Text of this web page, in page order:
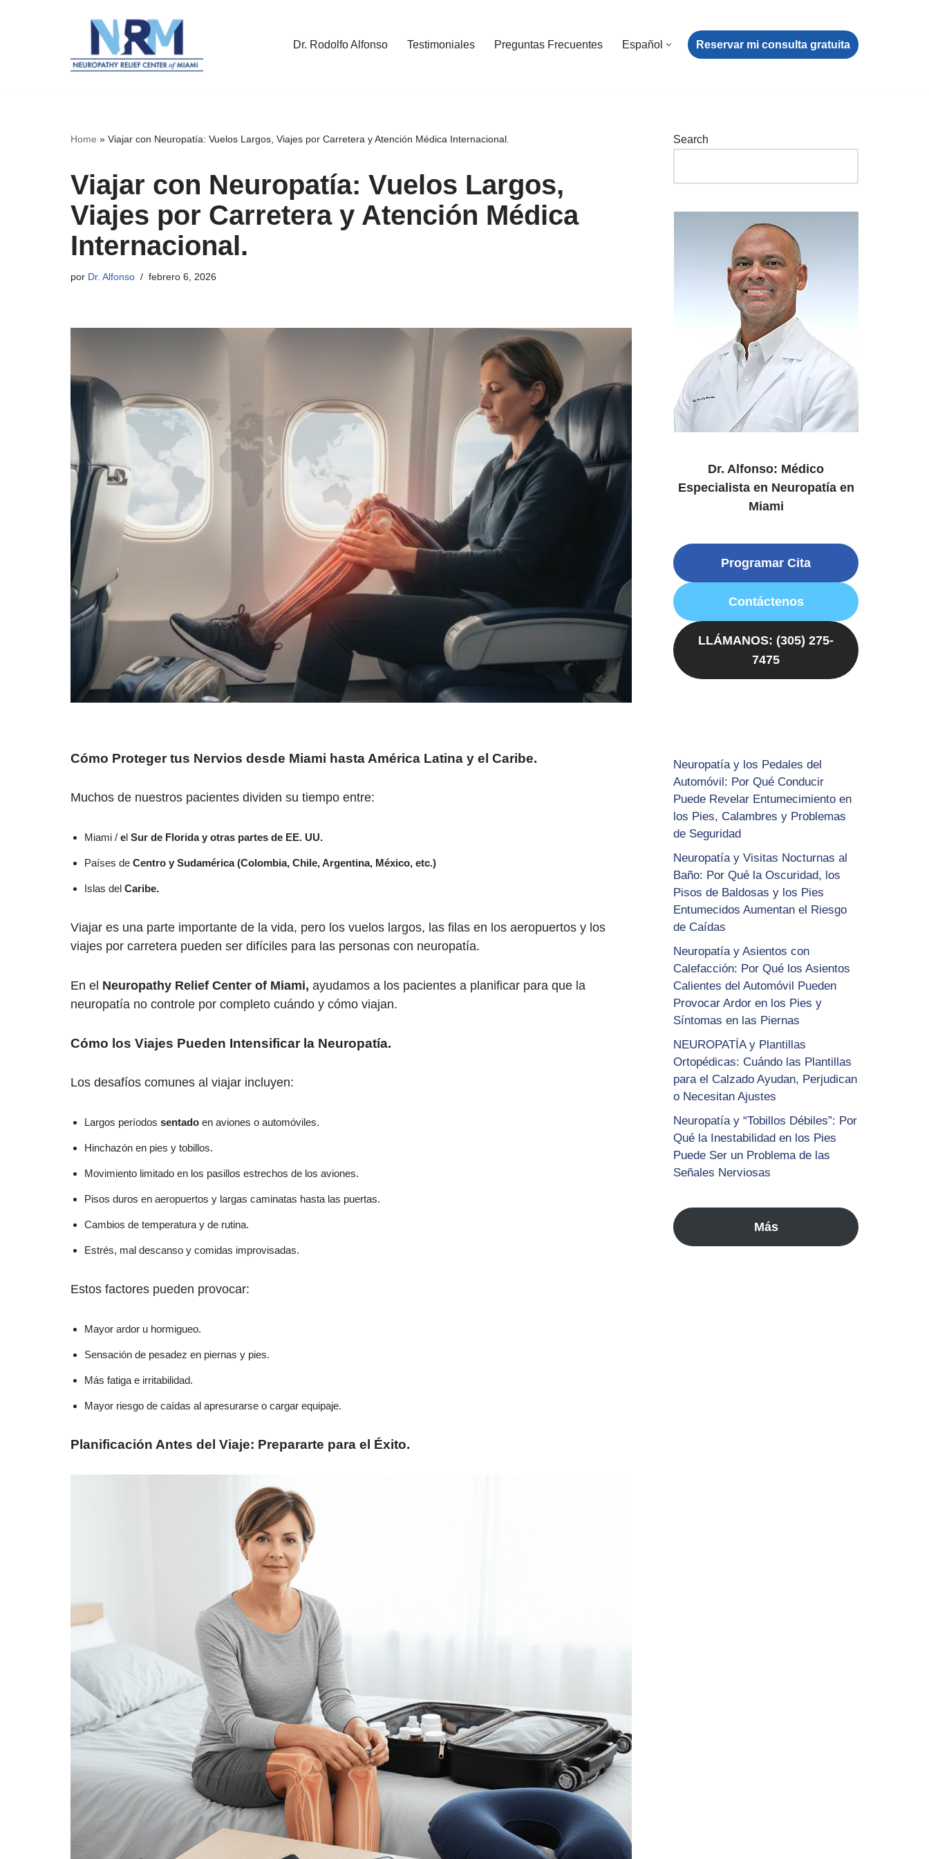
Dr. Rodolfo Alfonso Testimoniales Preguntas Frecuentes Español Reservar mi consulta gratuita
Home » Viajar con Neuropatía: Vuelos Largos, Viajes por Carretera y Atención Médica Internacional.
Viajar con Neuropatía: Vuelos Largos,
Viajes por Carretera y Atención Médica
Internacional.
por Dr. Alfonso febrero 6, 2026
Cómo Proteger tus Nervios desde Miami hasta América Latina y el Caribe.
Muchos de nuestros pacientes dividen su tiempo entre:
Miami / el Sur de Florida y otras partes de EE. UU.
Países de Centro y Sudamérica (Colombia, Chile, Argentina, México, etc.)
Islas del Caribe.
Viajar es una parte importante de la vida, pero los vuelos largos, las filas en los aeropuertos y los
viajes por carretera pueden ser difíciles para las personas con neuropatía.
En el Neuropathy Relief Center of Miami, ayudamos a los pacientes a planificar para que la
neuropatía no controle por completo cuándo y cómo viajan.
Cómo los Viajes Pueden Intensificar la Neuropatía.
Los desafíos comunes al viajar incluyen:
Largos períodos sentado en aviones o automóviles.
Hinchazón en pies y tobillos.
Movimiento limitado en los pasillos estrechos de los aviones.
Pisos duros en aeropuertos y largas caminatas hasta las puertas.
Cambios de temperatura y de rutina.
Estrés, mal descanso y comidas improvisadas.
Estos factores pueden provocar:
Mayor ardor u hormigueo.
Sensación de pesadez en piernas y pies.
Más fatiga e irritabilidad.
Mayor riesgo de caídas al apresurarse o cargar equipaje.
Planificación Antes del Viaje: Prepararte para el Éxito.
Search
Dr. Alfonso: Médico
Especialista en Neuropatía en
Miami
Programar Cita
Contáctenos
LLÁMANOS: (305) 275-
7475
Neuropatía y los Pedales del
Automóvil: Por Qué Conducir
Puede Revelar Entumecimiento en
los Pies, Calambres y Problemas
de Seguridad
Neuropatía y Visitas Nocturnas al
Baño: Por Qué la Oscuridad, los
Pisos de Baldosas y los Pies
Entumecidos Aumentan el Riesgo
de Caídas
Neuropatía y Asientos con
Calefacción: Por Qué los Asientos
Calientes del Automóvil Pueden
Provocar Ardor en los Pies y
Síntomas en las Piernas
NEUROPATÍA y Plantillas
Ortopédicas: Cuándo las Plantillas
para el Calzado Ayudan, Perjudican
o Necesitan Ajustes
Neuropatía y “Tobillos Débiles”: Por
Qué la Inestabilidad en los Pies
Puede Ser un Problema de las
Señales Nerviosas
Más